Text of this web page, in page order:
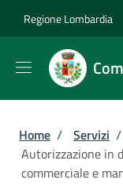
Regione Lombardia
Briciole
Home / Servizi /
Autorizzazione in
commerciale e